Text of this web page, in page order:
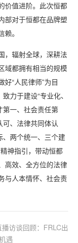
价值进阶。此次恒都
部对于恒都在品牌塑
。
，辐射全球，深耕法
域都拥有相当的规模
“人民律师”为目
力于建设“专业化、
第一、社会责任第
可、法律共同体认
、两个统一、三个建
神指引，带动恒都
高效、全方位的法律
与人本情怀、社会责
访谈回顾：FRLC出
遇